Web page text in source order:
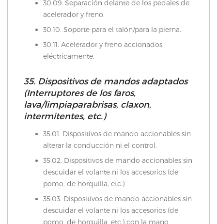
30.09. Separación delante de los pedales de
acelerador y freno.
30.10. Soporte para el talón/para la pierna.
30.11. Acelerador y freno accionados
eléctricamente.
35. Dispositivos de mandos adaptados
(Interruptores de los faros,
lava/limpiaparabrisas, claxon,
intermitentes, etc.)
35.01. Dispositivos de mando accionables sin
alterar la conducción ni el control.
35.02. Dispositivos de mando accionables sin
descuidar el volante ni los accesorios (de
pomo, de horquilla, etc.)
35.03. Dispositivos de mando accionables sin
descuidar el volante ni los accesorios (de
pomo, de horquilla, etc.) con la mano